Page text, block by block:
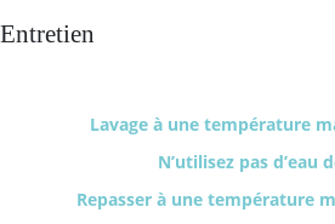
Entretien
Lavage à une température
N’utilisez pas d’eau
Repasser à une température